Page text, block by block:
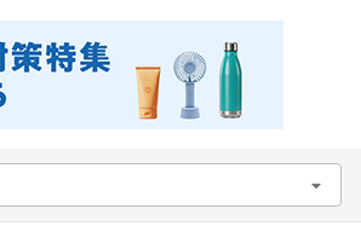
タイムセール